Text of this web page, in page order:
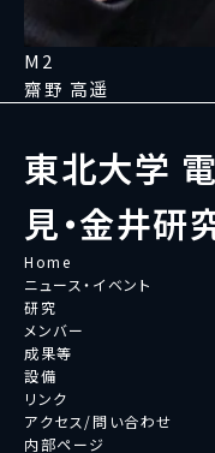
M2
齋野 高遥
東北大学
見・金井研
Home
ニュース・イベント
研究
メンバー
成果等
設備
リンク
アクセス/問い合わせ
内部ページ